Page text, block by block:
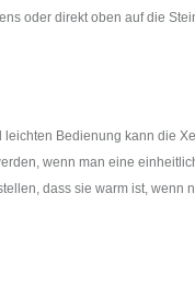
oder direkt oben auf die
Bedienung kann die
wenn man eine
dass sie warm ist, wenn